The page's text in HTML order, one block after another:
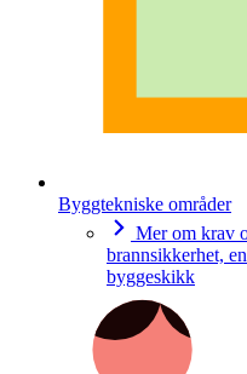
Byggtekniske områder
Mer om krav
brannsikkerhet,
byggeskikk